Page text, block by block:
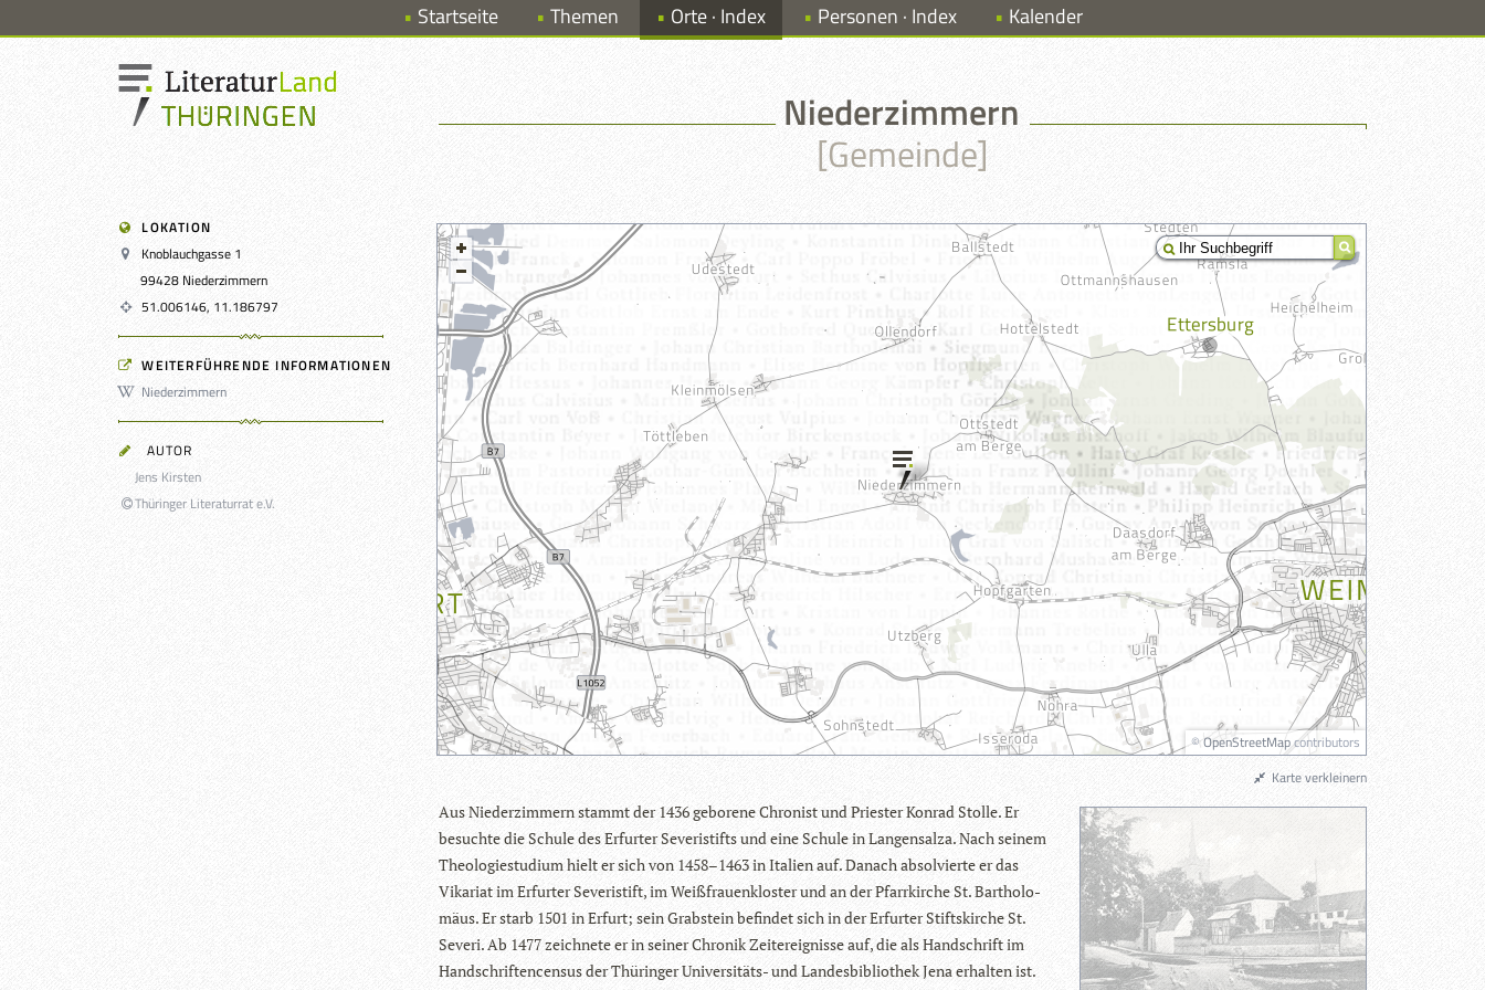
Startseite Themen Orte · Index Personen · Index Kalender
Niederzimmern
[Gemeinde]
LOKATION
Knoblauchgasse 1
99428 Niederzimmern
51.006146, 11.186797
WEITERFÜHRENDE INFORMATIONEN
Niederzimmern
AUTOR
Jens Kirsten
Thüringer Literaturrat e.V.
©OpenStreetMapcontributors
Aus Nie­der­zim­mern stammt der 1436 gebo­rene Chro­nist und Pries­ter Kon­rad Stolle. Er
besuchte die Schule des Erfur­ter Seve­ris­tifts und eine Schule in Lan­gen­salza. Nach sei­nem
Theo­lo­gie­stu­dium hielt er sich von 1458–1463 in Ita­lien auf. Danach absol­vierte er das
Vika­riat im Erfur­ter Seve­ris­tift, im Weiß­frau­en­klos­ter und an der Pfarr­kir­che St. Bar­tho­lo­
mäus. Er starb 1501 in Erfurt; sein Grab­stein befin­det sich in der Erfur­ter Stifts­kir­che St.
Severi. Ab 1477 zeich­nete er in sei­ner Chro­nik Zeit­er­eig­nisse auf, die als Hand­schrift im
Hand­schrif­ten­cen­sus der Thü­rin­ger Uni­ver­si­täts- und Lan­des­bi­blio­thek Jena erhal­ten ist.
Karte verkleinern